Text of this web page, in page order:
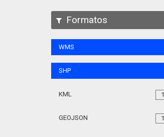
Formatos
WMS
SHP
1
KML
1
GEOJSON